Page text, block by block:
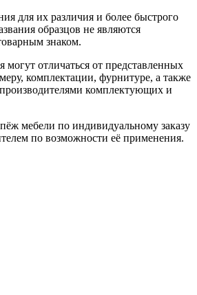
для их различия и более быстрого
образцов не являются
знаком.
могут отличаться от представленных
комплектации, фурнитуре, а также
комплектующих и
мебели по индивидуальному заказу
по возможности её применения.